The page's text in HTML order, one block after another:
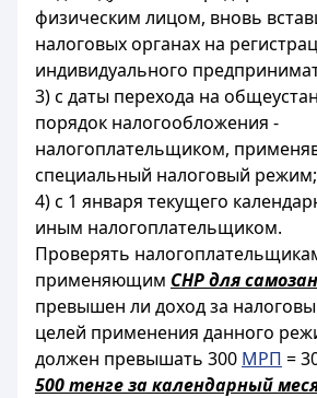
физическим лицом, вновь
налоговых органах на
индивидуального
3) с даты перехода на
порядок налогообложения -
налогоплательщиком,
специальный налоговый режим;
4) с 1 января текущего
иным налогоплательщиком.
Проверять
применяющим СНР для
превышен ли доход за
целей применения данного
должен превышать 300 МРП =
500 тенге за календарный